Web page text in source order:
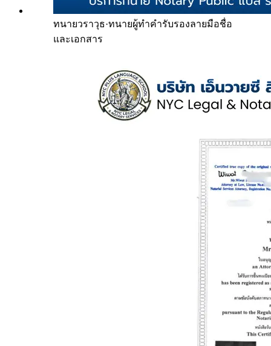
ทนายวราวุธ·ทนายผู้ทำคำรับรองลายมือชื่อ
และเอกสาร